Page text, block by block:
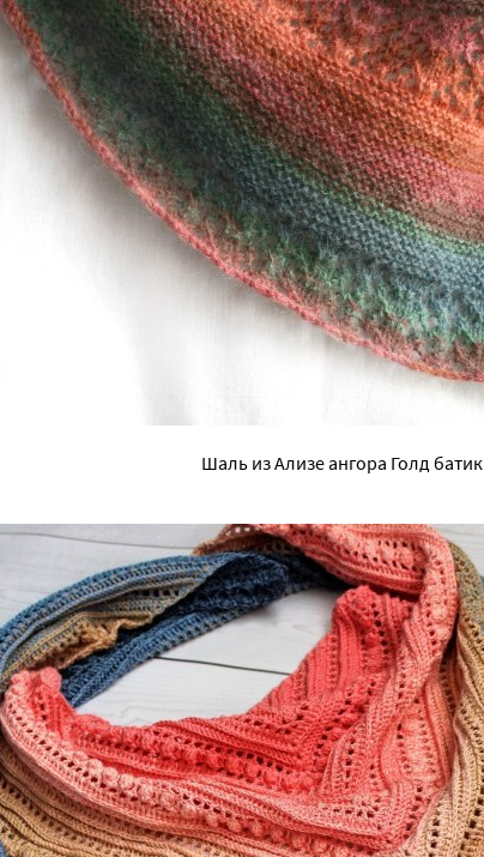
Шаль из Ализе ангора Голд батик